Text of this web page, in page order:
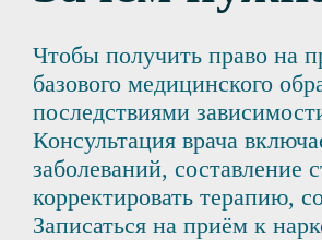
Чтобы получить право на
базового медицинского
последствиями
Консультация врача
заболеваний, составление
корректировать терапию,
Записаться на приём к